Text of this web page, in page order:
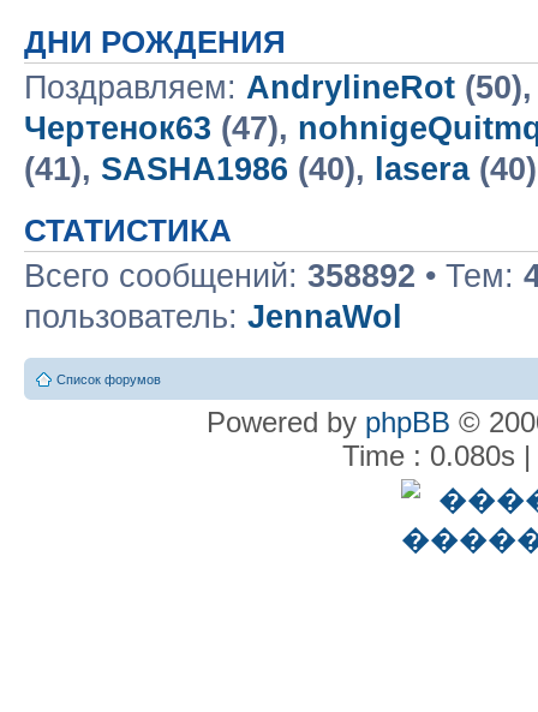
ДНИ РОЖДЕНИЯ
Поздравляем: AndrylineRot
Чертенок63 (47),
(41), SASHA1986 (40), lasera
СТАТИСТИКА
Всего сообщений: 358892 • Тем:
пользователь: JennaWol
Список форумов
Powered by phpBB ©
Time : 0.080s